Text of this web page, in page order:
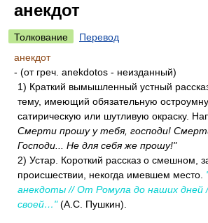
анекдот
Толкование
Перевод
анекдот
- (от греч. anekdotos - неизданный)
1) Краткий вымышленный устный
тему, имеющий обязательную
сатирическую или шутливую окраску.
Смерти прошу у тебя, господи!
Господи... Не для себя же прошу!"
2) Устар. Короткий рассказ о смешном,
происшествии, некогда имевшем место.
анекдоты // От Ромула до наших дней
своей…"(А.С. Пушкин).